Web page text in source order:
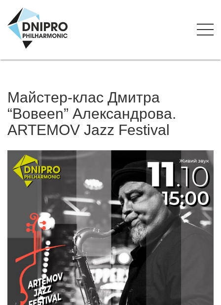
Майстер-клас Дмитра
“Вовееn” Александрова.
ARTEMOV Jazz Festival